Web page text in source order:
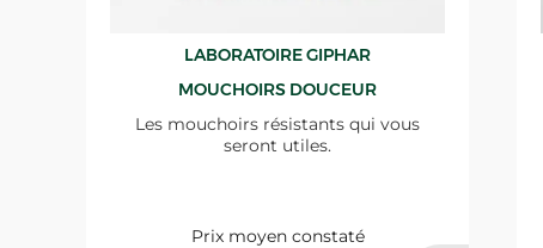
LABORATOIRE GIPHAR
MOUCHOIRS DOUCEUR
Les mouchoirs résistants qui vous
seront utiles.
Prix moyen constaté